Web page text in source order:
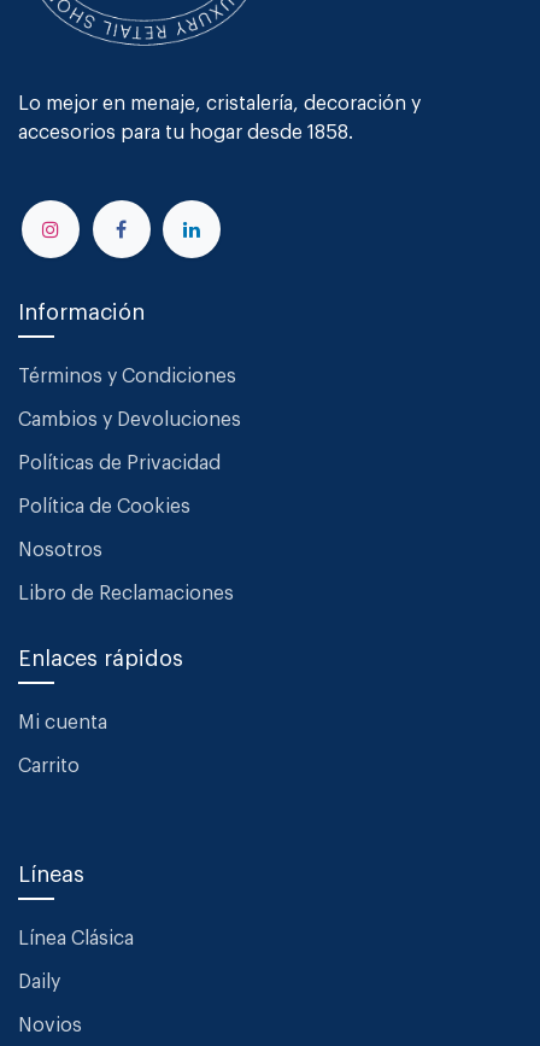
Lo mejor en menaje, cristalería, decoración y
accesorios para tu hogar desde 1858.
Información
Términos y Condiciones
Cambios y Devoluciones
Políticas de Privacidad
Política de Cookies
Nosotros
Libro de Reclamaciones
Enlaces rápidos
Mi cuenta
Carrito
Líneas
Línea Clásica
Daily
Novios